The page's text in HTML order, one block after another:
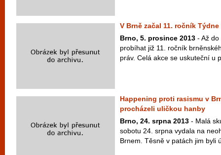
V Brně začal 11. ročník
Brno, 5. prosince 2013 - Až
probíhat již 11. ročník
práv. Celá akce se uskuteční u
Happening proti rasismu v
procházeli uličkou hanby
Brno, 24. srpna 2013 - Malá
sobotu 24. srpna vydala na
Brnem. Těsně v patách jim byli